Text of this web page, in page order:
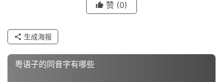
词
反
赞 (0)
生成海报
粤语子的同音字有哪些